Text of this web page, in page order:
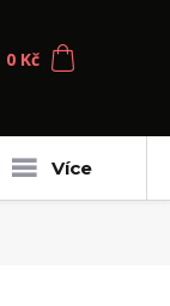
0 Kč
Více